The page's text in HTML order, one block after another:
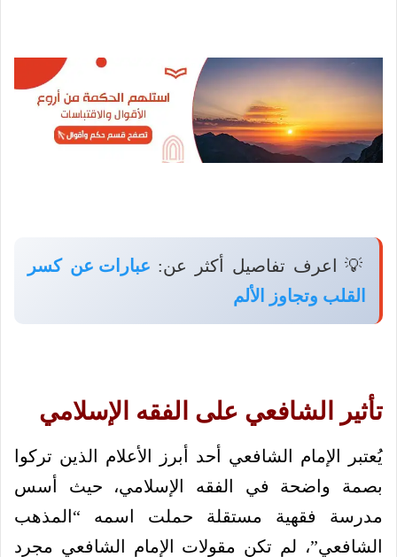
💡 اعرف تفاصيل أكثر عن: عبارات عن كسر
القلب وتجاوز الألم
تأثير الشافعي على الفقه الإسلامي
يُعتبر الإمام الشافعي أحد أبرز الأعلام الذين تركوا
بصمة واضحة في الفقه الإسلامي، حيث أسس
مدرسة فقهية مستقلة حملت اسمه “المذهب
الشافعي”، لم تكن مقولات الإمام الشافعي مجرد